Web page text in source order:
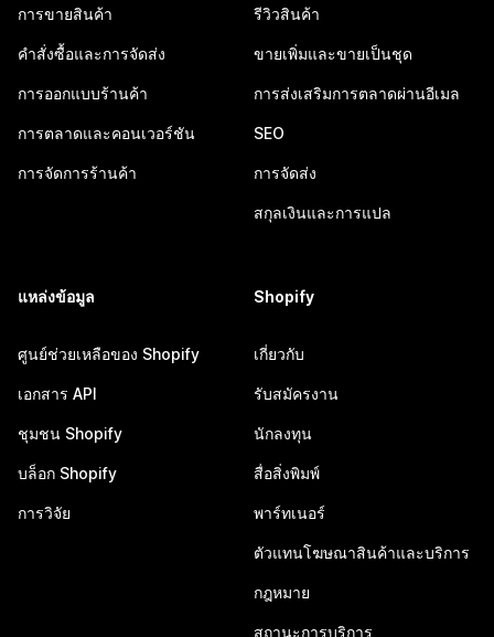
การขายสินค้า
คำสั่งซื้อและการจัดส่ง
การออกแบบร้านค้า
การตลาดและคอนเวอร์ชัน
การจัดการร้านค้า
รีวิวสินค้า
ขายเพิ่มและขายเป็นชุด
การส่งเสริมการตลาดผ่านอีเมล
SEO
การจัดส่ง
สกุลเงินและการแปล
แหล่งข้อมูล
ศูนย์ช่วยเหลือของ Shopify
เอกสาร API
ชุมชน Shopify
บล็อก Shopify
การวิจัย
Shopify
เกี่ยวกับ
รับสมัครงาน
นักลงทุน
สื่อสิ่งพิมพ์
พาร์ทเนอร์
ตัวแทนโฆษณาสินค้าและบริการ
กฎหมาย
สถานะการบริการ